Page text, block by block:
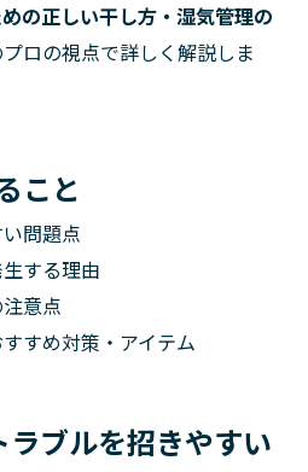
の正しい干し方・湿気管理の
ロの視点で詳しく解説しま
こと
問題点
する理由
意点
すめ対策・アイテム
ブルを招きやすい